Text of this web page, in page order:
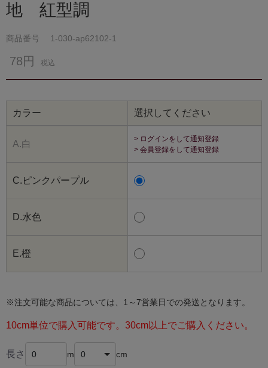
地 紅型調
商品番号 1-030-ap62102-1
78円 税込
カラー 選択してください
A.白
> ログインをして通知登録
> 会員登録をして通知登録
C.ピンクパープル
D.水色
E.橙
※注文可能な商品については、1～7営業日での発送となります。
10cm単位で購入可能です。30cm以上でご購入ください。
長さ m cm